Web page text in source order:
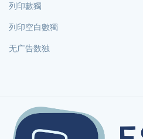
列印數獨
列印空白數獨
无广告数独